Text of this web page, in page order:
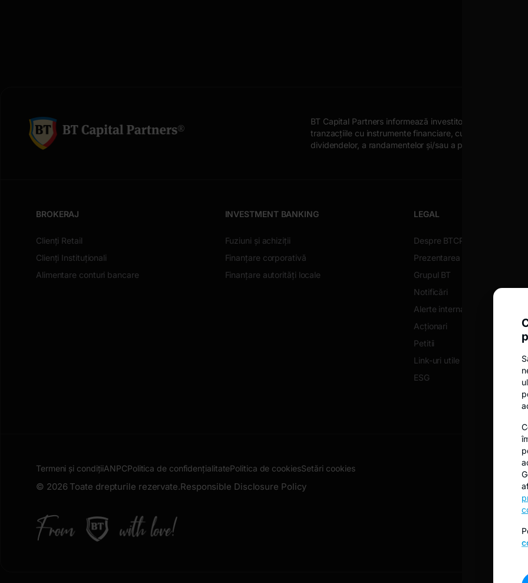
BT Capital Partners informează investitorii despre
tranzacțiile cu instrumente financiare, cum ar fi:
dividendelor, a randamentelor și/sau a profiturilor,
BROKERAJ
Clienți Retail
Clienți Instituționali
Alimentare conturi bancare
INVESTMENT BANKING
Fuziuni și achiziții
Finanțare corporativă
Finanțare autorități locale
LEGAL
Despre BTCP
Prezentarea societății
Grupul BT
Notificări
Alerte internaționale
Acționari
Petitii
Link-uri utile
ESG
Termeni și condițiiANPCPolitica de confidențialitatePolitica de cookiesSetări cookies
© 2026 Toate drepturile rezervate.Responsible Disclosure Policy